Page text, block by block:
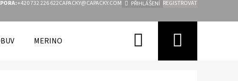
+420 732 226 622CAPACKY@CAPACKY.COM PŘIHLÁŠENÍ REGISTROVAT
MERINO Hledat